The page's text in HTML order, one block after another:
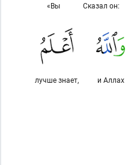
Сказал он:
«Вы
и Аллах
лучше знает,